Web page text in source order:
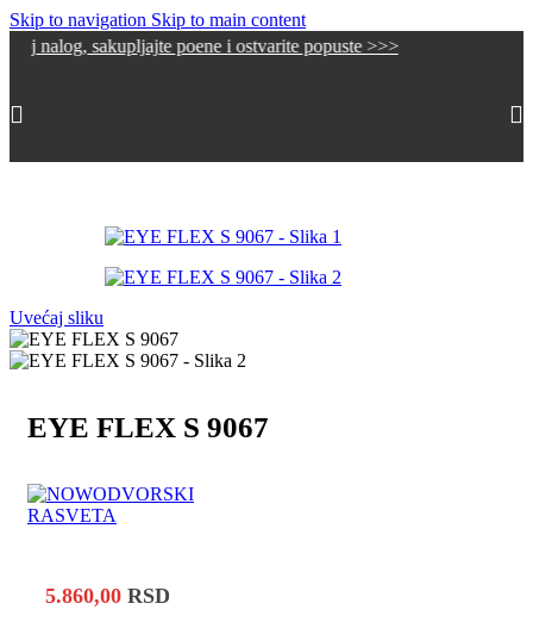
Skip to navigation Skip to main content
sakupljajte poene i ostvarite popuste >>>
Uvećaj sliku
EYE FLEX S 9067
5.860,00 RSD